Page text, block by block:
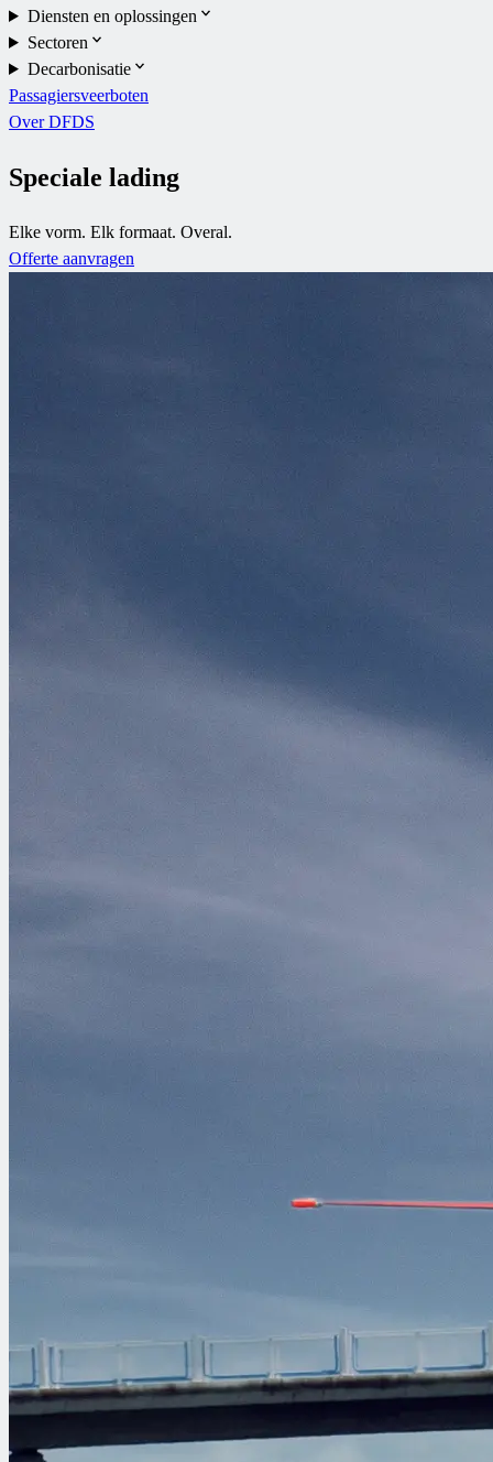
Diensten en oplossingen
Sectoren
Decarbonisatie
Passagiersveerboten
Over DFDS
Speciale lading
Elke vorm. Elk formaat. Overal.
Offerte aanvragen